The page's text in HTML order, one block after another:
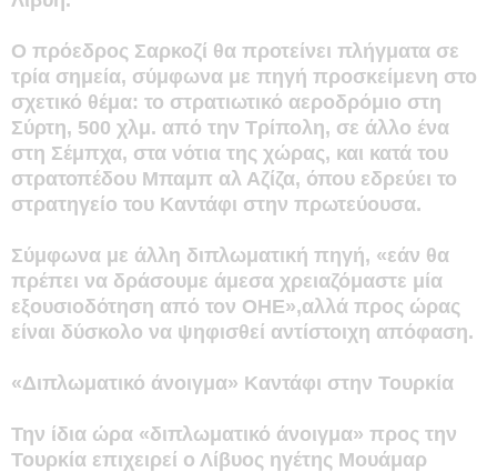
Ο πρόεδρος Σαρκοζί θα προτείνει πλήγματα σε
τρία σημεία, σύμφωνα με πηγή προσκείμενη στο
σχετικό θέμα: το στρατιωτικό αεροδρόμιο στη
Σύρτη, 500 χλμ. από την Τρίπολη, σε άλλο ένα
στη Σέμπχα, στα νότια της χώρας, και κατά του
στρατοπέδου Μπαμπ αλ Αζίζα, όπου εδρεύει το
στρατηγείο του Καντάφι στην πρωτεύουσα.
Σύμφωνα με άλλη διπλωματική πηγή, «εάν θα
πρέπει να δράσουμε άμεσα χρειαζόμαστε μία
εξουσιοδότηση από τον ΟΗΕ»,αλλά προς ώρας
είναι δύσκολο να ψηφισθεί αντίστοιχη απόφαση.
«Διπλωματικό άνοιγμα» Καντάφι στην Τουρκία
Την ίδια ώρα «διπλωματικό άνοιγμα» προς την
Τουρκία επιχειρεί ο Λίβυος ηγέτης Μουάμαρ